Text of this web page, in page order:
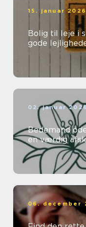
15. januar 2026
Bolig til leje i skive sådan
gode
02. januar
Bedemand odense sådan får
en værdig
06. december